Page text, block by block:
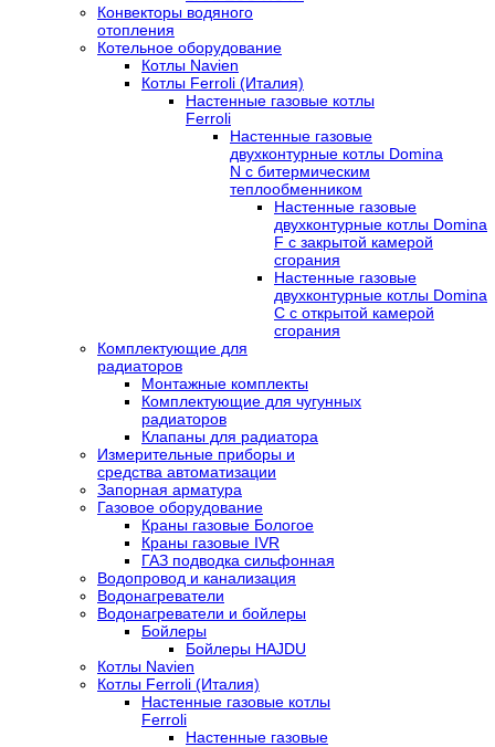
Конвекторы водяного
отопления
Котельное оборудование
Котлы Navien
Котлы Ferroli (Италия)
Настенные газовые котлы
Ferroli
Настенные газовые
двухконтурные котлы Domina
N с битермическим
теплообменником
Настенные газовые
двухконтурные котлы Domina
F с закрытой камерой
сгорания
Настенные газовые
двухконтурные котлы Domina
C с открытой камерой
сгорания
Комплектующие для
радиаторов
Монтажные комплекты
Комплектующие для чугунных
радиаторов
Клапаны для радиатора
Измерительные приборы и
средства автоматизации
Запорная арматура
Газовое оборудование
Краны газовые Бологое
Краны газовые IVR
ГАЗ подводка сильфонная
Водопровод и канализация
Водонагреватели
Водонагреватели и бойлеры
Бойлеры
Бойлеры HAJDU
Котлы Navien
Котлы Ferroli (Италия)
Настенные газовые котлы
Ferroli
Настенные газовые